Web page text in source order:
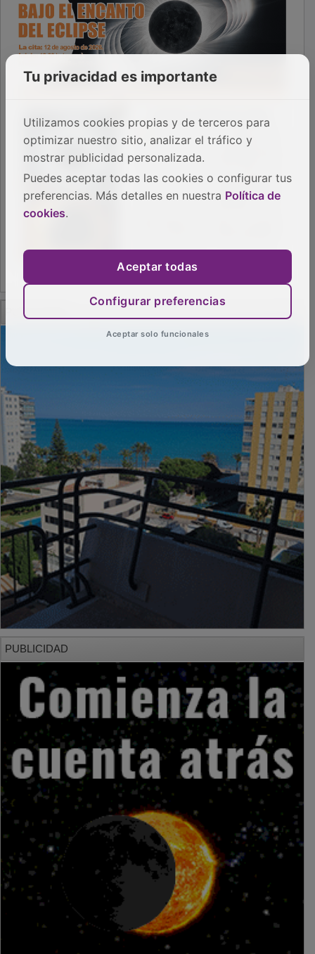
PUBLICIDAD
PUBLICIDAD
Tu privacidad es importante
Utilizamos cookies propias y de terceros para
optimizar nuestro sitio, analizar el tráfico y
mostrar publicidad personalizada.
Puedes aceptar todas las cookies o configurar tus
preferencias. Más detalles en nuestra Política de
cookies.
Aceptar todas
Configurar preferencias
Aceptar solo funcionales